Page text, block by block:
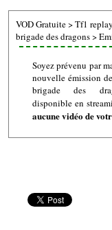
VOD Gratuite>Tf1 replay
brigade des dragons>
Soyez prévenu par
nouvelle émission
brigade des
disponible en
aucune vidéo de